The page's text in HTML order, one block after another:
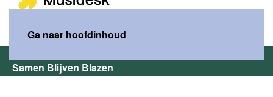
Ga naar hoofdinhoud
Samen Blijven Blazen